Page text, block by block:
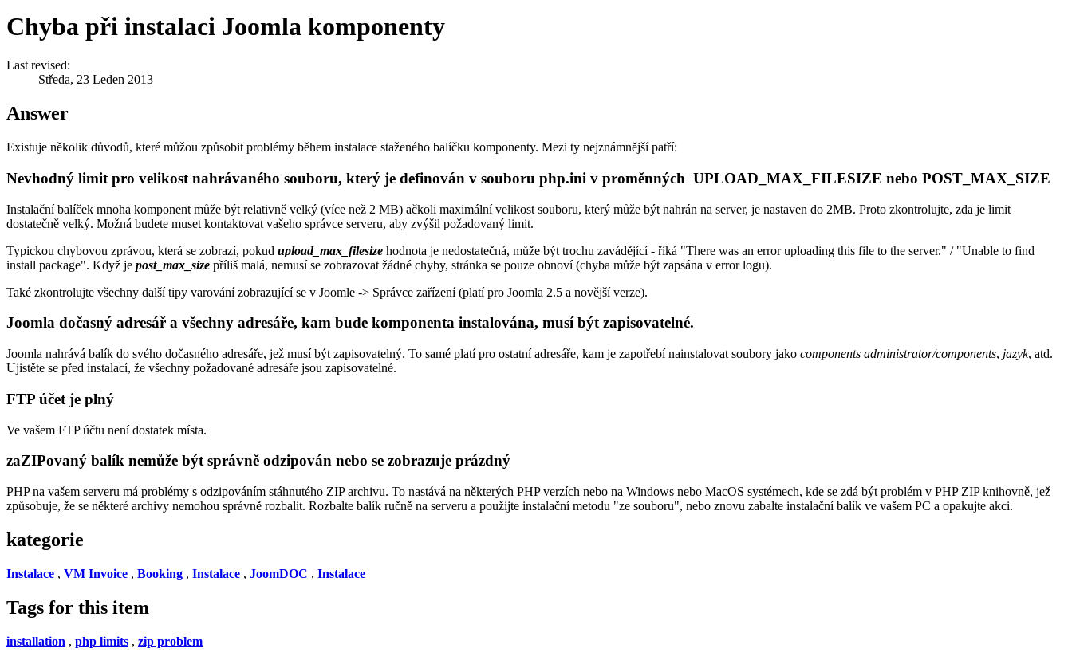
Chyba při instalaci Joomla komponenty
Last revised:
Středa, 23 Leden 2013
Answer
Existuje několik důvodů, které můžou způsobit problémy během instalace staženého balíčku komponenty. Mezi ty nejznámnější patří:
Nevhodný limit pro velikost nahrávaného souboru, který je definován v souboru php.ini v proměnných UPLOAD_MAX_FILESIZE nebo POST_MAX_SIZE
Instalační balíček mnoha komponent může být relativně velký (více než 2 MB) ačkoli maximální velikost souboru, který může být nahrán na server, je nastaven do 2MB. Proto zkontrolujte, zda je limit
dostatečně velký. Možná budete muset kontaktovat vašeho správce serveru, aby zvýšil požadovaný limit.
Typickou chybovou zprávou, která se zobrazí, pokud upload_max_filesize hodnota je nedostatečná, může být trochu zavádějící - říká "There was an error uploading this file to the server." / "Unable to find
install package". Když je post_max_size příliš malá, nemusí se zobrazovat žádné chyby, stránka se pouze obnoví (chyba může být zapsána v error logu).
Také zkontrolujte všechny další tipy varování zobrazující se v Joomle -> Správce zařízení (platí pro Joomla 2.5 a novější verze).
Joomla dočasný adresář a všechny adresáře, kam bude komponenta instalována, musí být zapisovatelné.
Joomla nahrává balík do svého dočasného adresáře, jež musí být zapisovatelný. To samé platí pro ostatní adresáře, kam je zapotřebí nainstalovat soubory jako components administrator/components, jazyk, atd.
Ujistěte se před instalací, že všechny požadované adresáře jsou zapisovatelné.
FTP účet je plný
Ve vašem FTP účtu není dostatek místa.
zaZIPovaný balík nemůže být správně odzipován nebo se zobrazuje prázdný
PHP na vašem serveru má problémy s odzipováním stáhnutého ZIP archivu. To nastává na některých PHP verzích nebo na Windows nebo MacOS systémech, kde se zdá být problém v PHP ZIP knihovně, jež
způsobuje, že se některé archivy nemohou správně rozbalit. Rozbalte balík ručně na serveru a použijte instalační metodu "ze souboru", nebo znovu zabalte instalační balík ve vašem PC a opakujte akci.
kategorie
Instalace , VM Invoice , Booking , Instalace , JoomDOC , Instalace
Tags for this item
installation , php limits , zip problem